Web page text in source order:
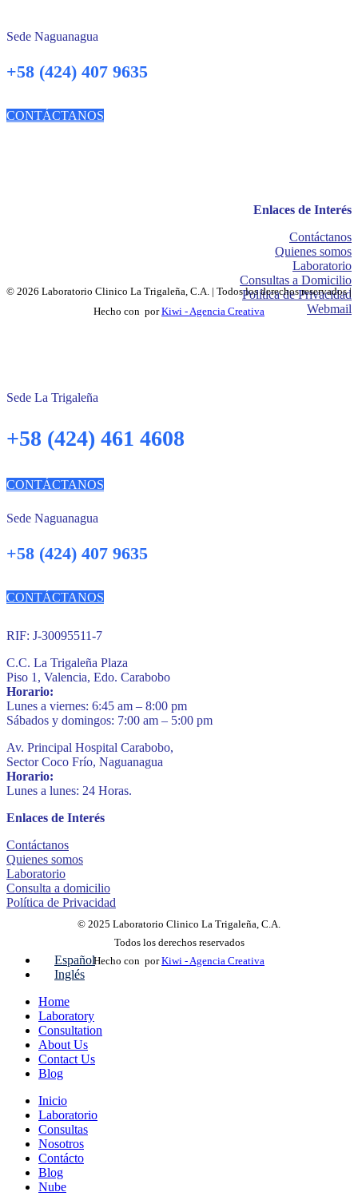
Sede Naguanagua
+58 (424) 407 9635
CONTÁCTANOS
Enlaces de Interés
Contáctanos
Quienes somos
Laboratorio
Consultas a Domicilio
Política de Privacidad
Webmail
© 2026 Laboratorio Clinico La Trigaleña, C.A. | Todos los derechos reservados |
Hecho con porKiwi - Agencia Creativa
Sede La Trigaleña
+58 (424) 461 4608
CONTÁCTANOS
Sede Naguanagua
+58 (424) 407 9635
CONTÁCTANOS
RIF: J-30095511-7
C.C. La Trigaleña Plaza
Piso 1, Valencia, Edo. Carabobo
Horario:
Lunes a viernes: 6:45 am – 8:00 pm
Sábados y domingos: 7:00 am – 5:00 pm
Av. Principal Hospital Carabobo,
Sector Coco Frío, Naguanagua
Horario:
Lunes a lunes: 24 Horas.
Enlaces de Interés
Contáctanos
Quienes somos
Laboratorio
Consulta a domicilio
Política de Privacidad
© 2025 Laboratorio Clinico La Trigaleña, C.A.
Todos los derechos reservados
Hecho con porKiwi - Agencia Creativa
Español
Inglés
Home
Laboratory
Consultation
About Us
Contact Us
Blog
Inicio
Laboratorio
Consultas
Nosotros
Contácto
Blog
Nube